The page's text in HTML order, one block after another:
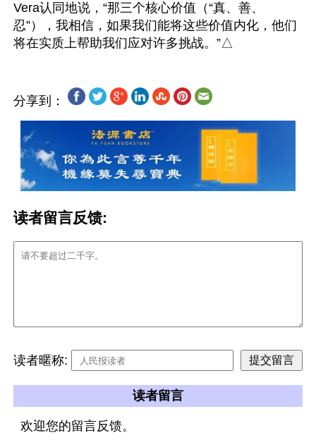
Vera认同地说，“那三个核心价值（“真、善、
忍”），我相信，如果我们能将这些价值内化，他们
分享到：
读者留言反馈:
读者暱称:
读者留言
欢迎您的留言反馈。